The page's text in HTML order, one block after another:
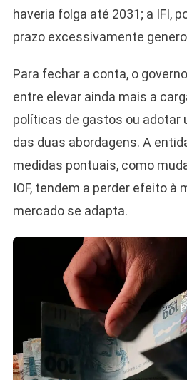
haveria folga até 2031; a IFI,
prazo excessivamente
Para fechar a conta, o
entre elevar ainda mais a
políticas de gastos ou adotar
das duas abordagens. A
medidas pontuais, como
IOF, tendem a perder efeito à
mercado se adapta.